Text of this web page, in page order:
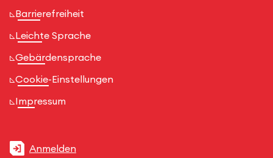
Barrierefreiheit
Leichte Sprache
Gebärdensprache
Cookie-Einstellungen
Impressum
Anmelden